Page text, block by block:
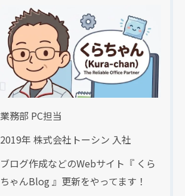
業務部 PC担当
2019年 株式会社トーシン 入社
ブログ作成などのWebサイト『 くら
ちゃんBlog 』更新をやってます！